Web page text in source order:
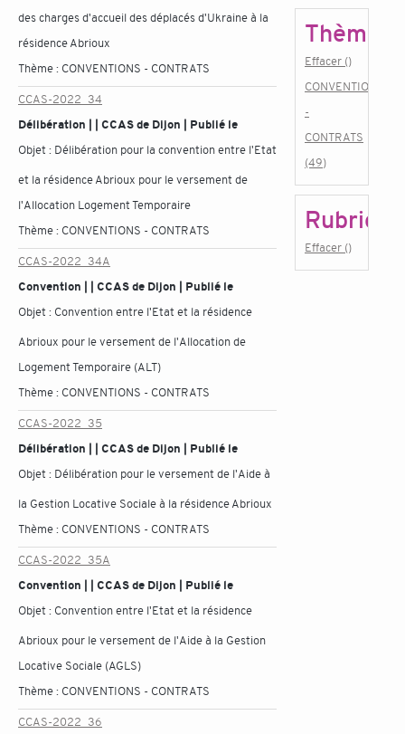
des charges d'accueil des déplacés d'Ukraine à la
résidence Abrioux
Thème : CONVENTIONS - CONTRATS
CCAS-2022_34
Délibération | | CCAS de Dijon | Publié le
Objet : Délibération pour la convention entre l'Etat
et la résidence Abrioux pour le versement de
l'Allocation Logement Temporaire
Thème : CONVENTIONS - CONTRATS
CCAS-2022_34A
Convention | | CCAS de Dijon | Publié le
Objet : Convention entre l'Etat et la résidence
Abrioux pour le versement de l'Allocation de
Logement Temporaire (ALT)
Thème : CONVENTIONS - CONTRATS
CCAS-2022_35
Délibération | | CCAS de Dijon | Publié le
Objet : Délibération pour le versement de l'Aide à
la Gestion Locative Sociale à la résidence Abrioux
Thème : CONVENTIONS - CONTRATS
CCAS-2022_35A
Convention | | CCAS de Dijon | Publié le
Objet : Convention entre l'Etat et la résidence
Abrioux pour le versement de l'Aide à la Gestion
Locative Sociale (AGLS)
Thème : CONVENTIONS - CONTRATS
CCAS-2022_36
Thème
Effacer ()
CONVENTIONS
-
CONTRATS
(49)
Rubrique
Effacer ()